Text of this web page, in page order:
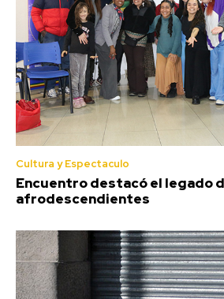
Cultura y Espectaculo
Encuentro destacó el legado
afrodescendientes